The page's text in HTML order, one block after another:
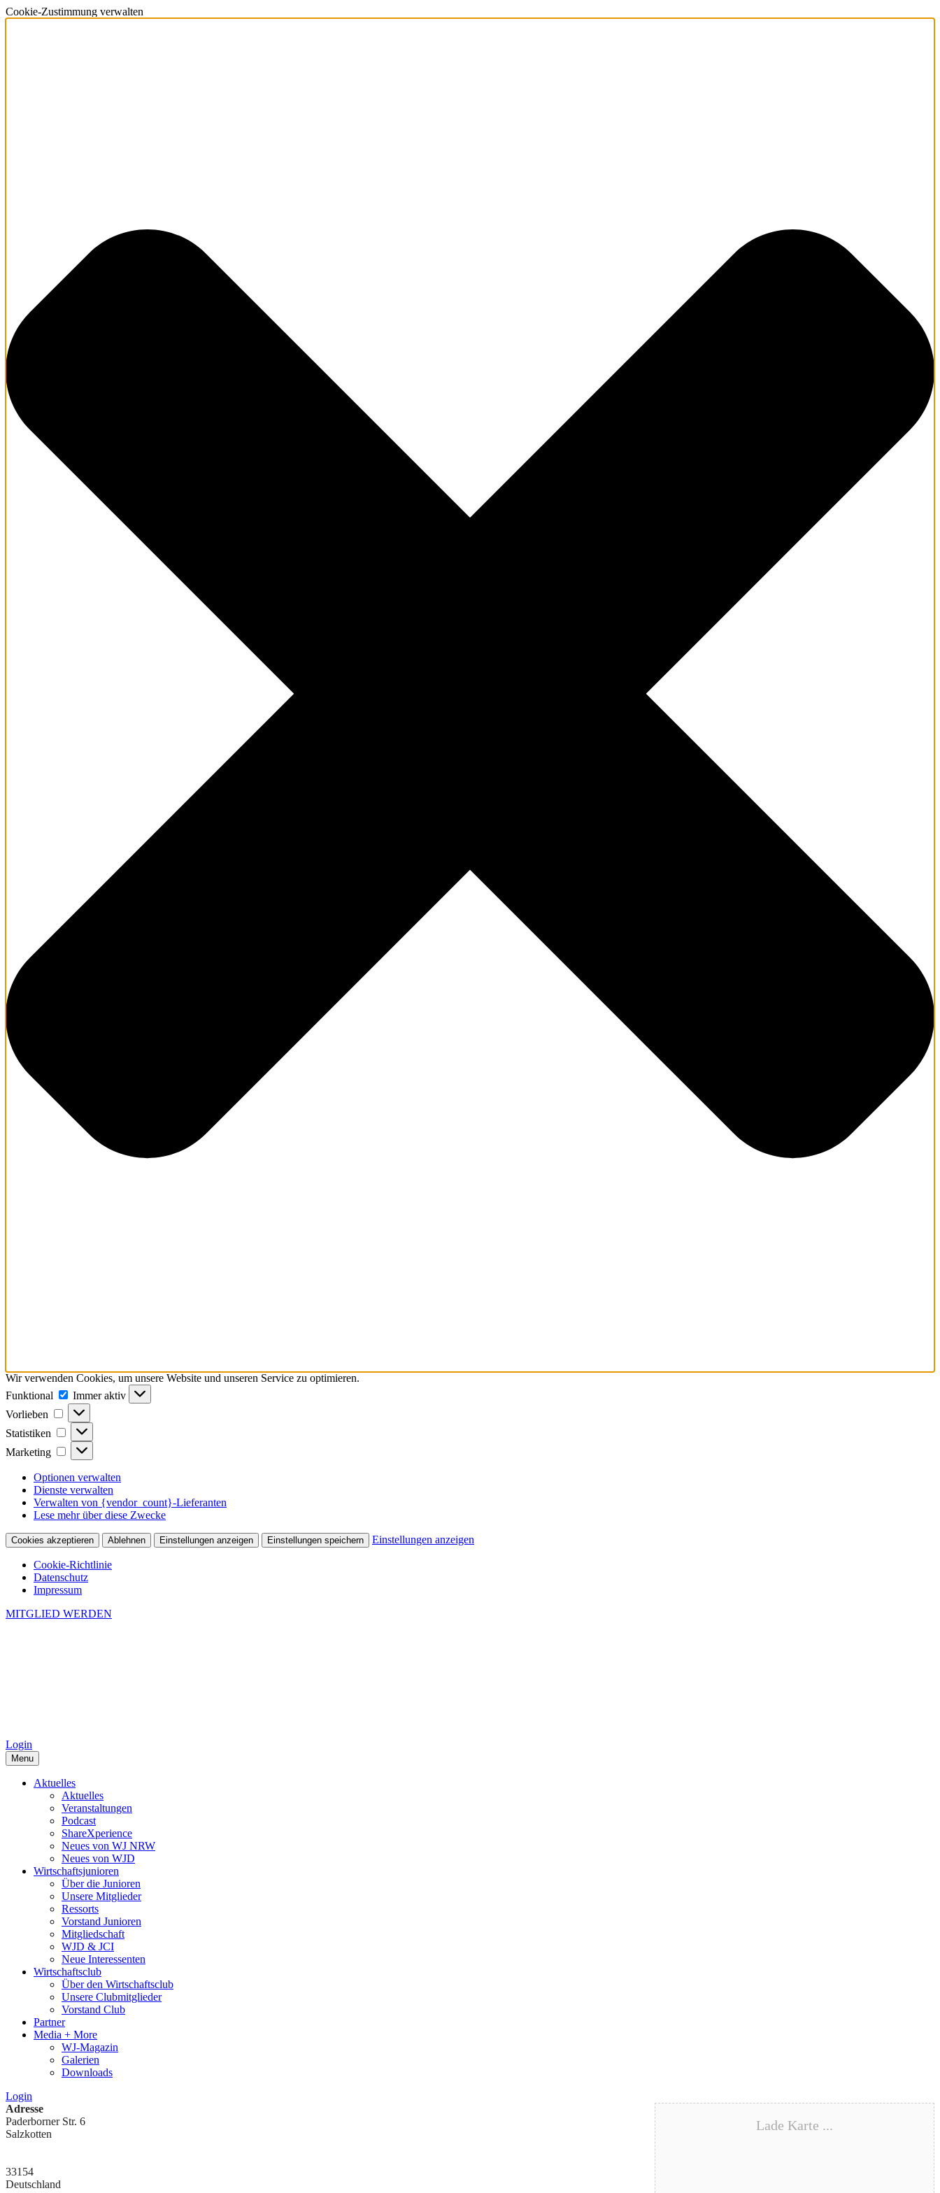
Cookie-Zustimmung verwalten
Wir verwenden Cookies, um unsere Website und unseren Service zu optimieren.
Funktional
Funktional
Immer aktiv
Vorlieben
Vorlieben
Statistiken Statistiken
Marketing Marketing
Optionen verwalten
Dienste verwalten
Verwalten von {vendor_count}-Lieferanten
Lese mehr über diese Zwecke
Cookies akzeptieren Ablehnen Einstellungen anzeigen Einstellungen speichern Einstellungen anzeigen
Cookie-Richtlinie
Datenschutz
Impressum
MITGLIED WERDEN
Login
Menu
Aktuelles
Aktuelles
Veranstaltungen
Podcast
ShareXperience
Neues von WJ NRW
Neues von WJD
Wirtschaftsjunioren
Über die Junioren
Unsere Mitglieder
Ressorts
Vorstand Junioren
Mitgliedschaft
WJD & JCI
Neue Interessenten
Wirtschaftsclub
Über den Wirtschaftsclub
Unsere Clubmitglieder
Vorstand Club
Partner
Media + More
WJ-Magazin
Galerien
Downloads
Login
Lade Karte ...
Adresse
Paderborner Str. 6
Salzkotten
33154
Deutschland